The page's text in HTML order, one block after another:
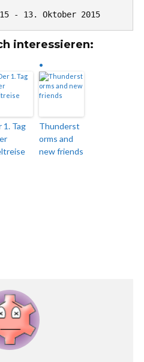
- 13. Oktober 2015
interessieren:
1. Tag
Thunderst
orms and
new friends